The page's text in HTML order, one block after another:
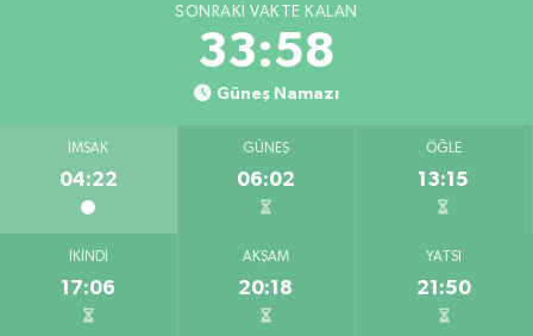
SONRAKI VAKTE KALAN
33:58
Güneş Namazı
İMSAK
04:22
GÜNEŞ
06:02
ÖĞLE
13:15
İKINDI
17:06
AKŞAM
20:18
YATSI
21:50